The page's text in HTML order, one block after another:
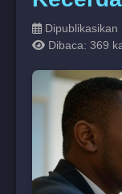
Dibaca: 369